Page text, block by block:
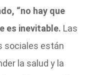
“no hay que
es inevitable. Las
sociales están
la salud y la